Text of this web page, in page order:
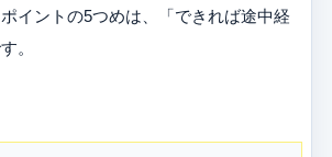
イントの5つめは、「できれば途中経
。